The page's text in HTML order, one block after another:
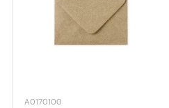
A0170100